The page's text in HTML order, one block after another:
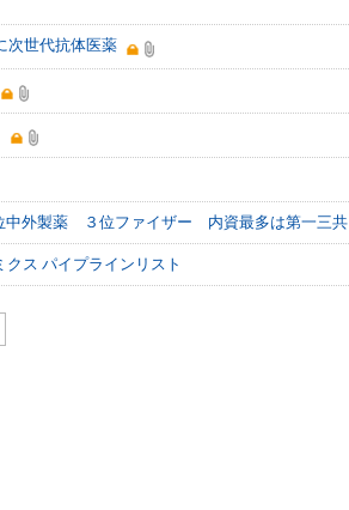
世代抗体医薬
外製薬 ３位ファイザー 内資最多は第一三共
ス パイプラインリスト